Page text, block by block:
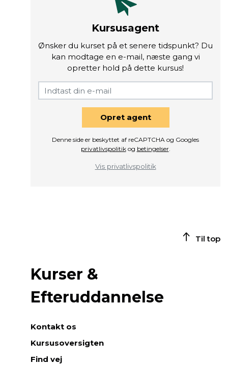
Kursusagent
Ønsker du kurset på et senere tidspunkt? Du
kan modtage en e-mail, næste gang vi
opretter hold på dette kursus!
Opret agent
Denne side er beskyttet af reCAPTCHA og Googles
privatlivspolitikog betingelser.
Vis privatlivspolitik
Til top
Kurser &
Efteruddannelse
Kontakt os
Kursusoversigten
Find vej